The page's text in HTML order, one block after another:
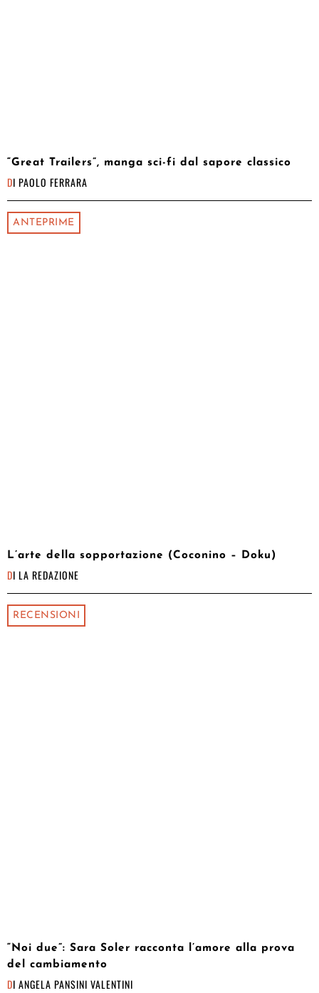
“Great Trailers”, manga sci-fi dal sapore classico
DI PAOLO FERRARA
ANTEPRIME
L’arte della sopportazione (Coconino – Doku)
DI LA REDAZIONE
RECENSIONI
“Noi due”: Sara Soler racconta l’amore alla prova
del cambiamento
DI ANGELA PANSINI VALENTINI